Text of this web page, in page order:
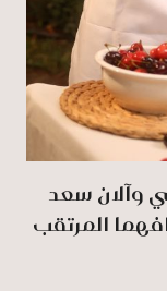
وآلان سعد
المرتقب